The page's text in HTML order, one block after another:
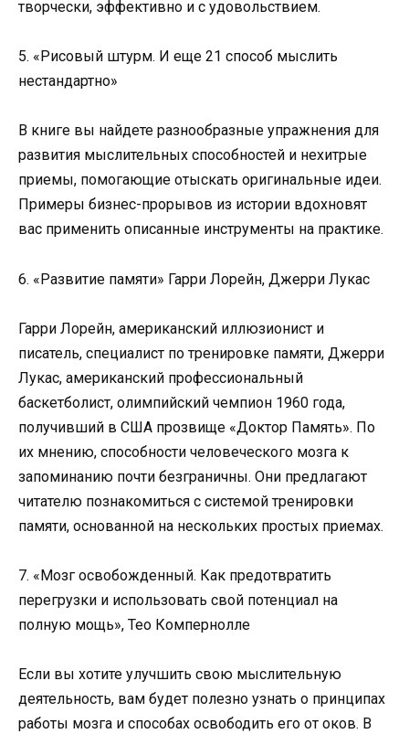
творчески, эффективно и с удовольствием.
5. «Рисовый штурм. И еще 21 способ мыслить
нестандартно»
В книге вы найдете разнообразные упражнения для
развития мыслительных способностей и нехитрые
приемы, помогающие отыскать оригинальные идеи.
Примеры бизнес-прорывов из истории вдохновят
вас применить описанные инструменты на практике.
6. «Развитие памяти» Гарри Лорейн, Джерри Лукас
Гарри Лорейн, американский иллюзионист и
писатель, специалист по тренировке памяти, Джерри
Лукас, американский профессиональный
баскетболист, олимпийский чемпион 1960 года,
получивший в США прозвище «Доктор Память». По
их мнению, способности человеческого мозга к
запоминанию почти безграничны. Они предлагают
читателю познакомиться с системой тренировки
памяти, основанной на нескольких простых приемах.
7. «Мозг освобожденный. Как предотвратить
перегрузки и использовать свой потенциал на
полную мощь», Тео Компернолле
Если вы хотите улучшить свою мыслительную
деятельность, вам будет полезно узнать о принципах
работы мозга и способах освободить его от оков. В